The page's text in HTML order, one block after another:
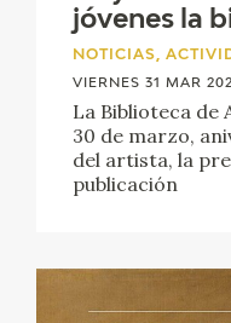
jóvenes la
NOTICIAS,
VIERNES 31 MAR
La Biblioteca de
30 de marzo,
del artista, la
publicación